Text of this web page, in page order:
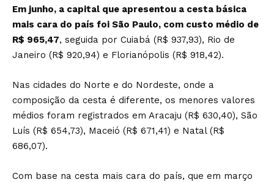
Em junho, a capital que apresentou a cesta básica
mais cara do país foi São Paulo, com custo médio de
R$ 965,47, seguida por Cuiabá (R$ 937,93), Rio de
Janeiro (R$ 920,94) e Florianópolis (R$ 918,42).
Nas cidades do Norte e do Nordeste, onde a
composição da cesta é diferente, os menores valores
médios foram registrados em Aracaju (R$ 630,40), São
Luís (R$ 654,73), Maceió (R$ 671,41) e Natal (R$
686,07).
Com base na cesta mais cara do país, que em março